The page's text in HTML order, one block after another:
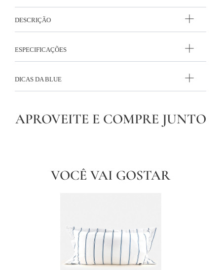
DESCRIÇÃO
ESPECIFICAÇÕES
DICAS DA BLUE
APROVEITE E COMPRE JUNTO
VOCÊ VAI GOSTAR